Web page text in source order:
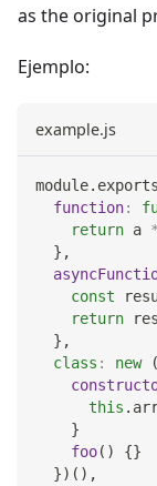
as the original
Ejemplo:
example.js
module. exports
function:
return a *
} ,
const
return
} ,
class : new (
this .
}
foo( ) {}
}) ( ) ,